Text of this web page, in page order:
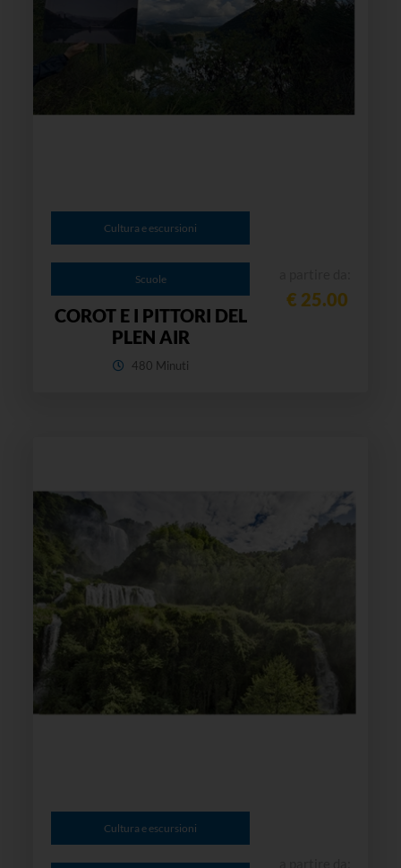
Cultura e escursioni
Scuole
COROT E I PITTORI DEL
PLEN AIR
480 Minuti
€ 25.00
Cultura e escursioni